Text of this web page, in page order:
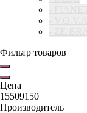
Фильтр товаров
Цена
15509150
Производитель